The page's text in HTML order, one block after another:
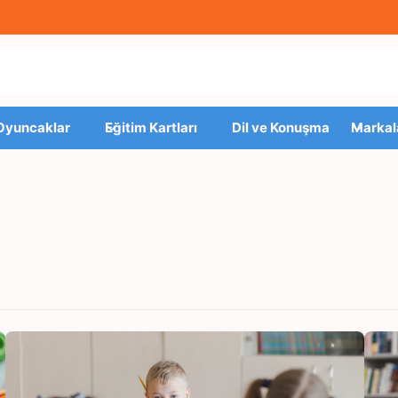
Eğitim Kartları Dil ve Konuşma